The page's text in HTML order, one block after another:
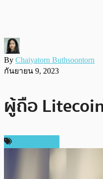
By Chaiyatorn Buthsoontorn
กันยายน 9, 2023
ผู้ถือ